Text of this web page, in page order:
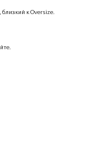
близкий к Oversize.